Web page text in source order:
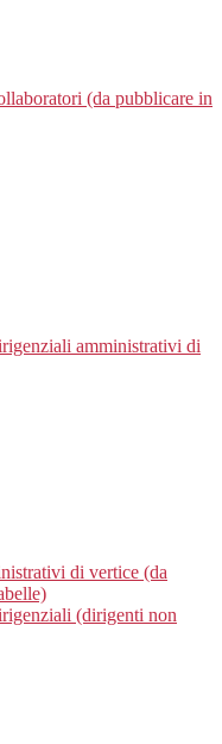
(da pubblicare in
amministrativi di
di vertice (da
(dirigenti non